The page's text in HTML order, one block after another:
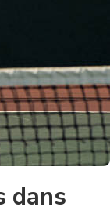
dans